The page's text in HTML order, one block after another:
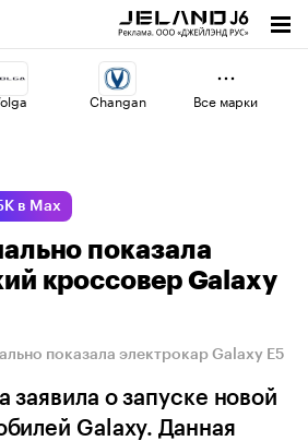
Changan
Lada
Все марки
в Max
показала
кроссовер Galaxy
показала электрокар Galaxy E5
заявила о запуске новой
Galaxy. Данная